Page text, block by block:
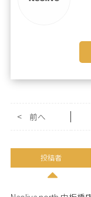
< 前へ
投稿者